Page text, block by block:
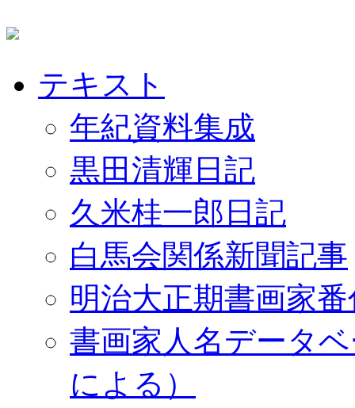
テキスト
年紀資料集成
黒田清輝日記
久米桂一郎日記
白馬会関係新聞記事
明治大正期書画家
書画家人名データ
による）